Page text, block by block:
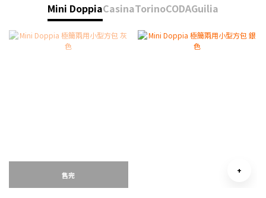
Mini DoppiaCasinaTorinoCODAGuilia
售完